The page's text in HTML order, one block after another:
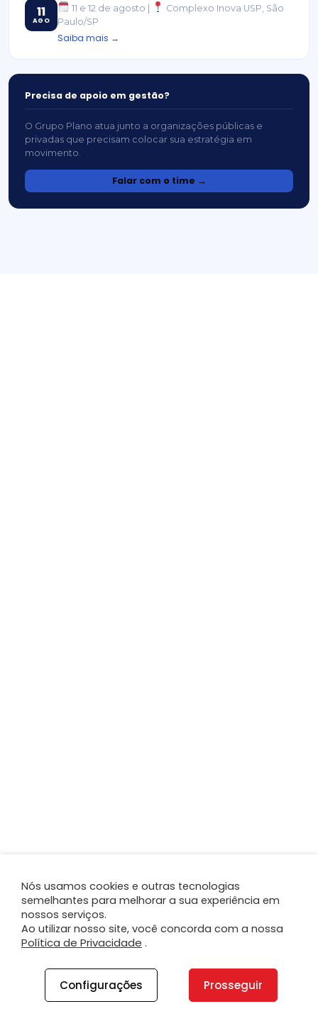
11
AGO
11 e 12 de agosto |
Complexo Inova USP, São
Paulo/SP
Saiba mais →
Precisa de apoio em gestão?
O Grupo Plano atua junto a organizações públicas e
privadas que precisam colocar sua estratégia em
movimento.
Falar com o time →
Nós usamos cookies e outras tecnologias
semelhantes para melhorar a sua experiência em
nossos serviços.
Ao utilizar nosso site, você concorda com a nossa
Política de Privacidade .
Configurações Prosseguir